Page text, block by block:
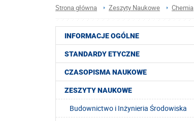
Strona główna Zeszyty Naukowe Chemia
INFORMACJE OGÓLNE
STANDARDY ETYCZNE
CZASOPISMA NAUKOWE
ZESZYTY NAUKOWE
Budownictwo i Inżynieria Środowiska